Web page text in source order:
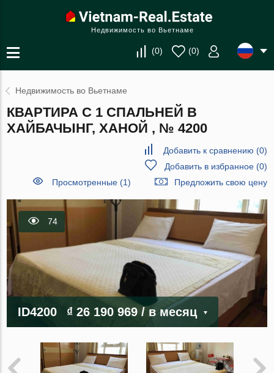
Недвижимость во Вьетнаме
(0) (0)
Недвижимость во Вьетнаме
КВАРТИРА С 1 СПАЛЬНЕЙ В
ХАЙБАЧЫНГ, ХАНОЙ , № 4200
Добавить к сравнению (0)
Добавить в избранное(0)
Просмотренные (1)
Предложить свою цену
74
ID4200 ₫ 26 190 969/ в месяц